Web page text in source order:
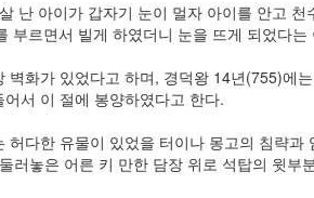
난 아이가 갑자기 눈이 멀자 아이를 안고 천
부르면서 빌게 하였더니 눈을 뜨게 되었다
벽화가 있었다고 하며, 경덕왕 14년(755)에
서 이 절에 봉양하였다고 한다.
허다한 유물이 있었을 터이나 몽고의 침략과
러놓은 어른 키 만한 담장 위로 석탑의 윗부